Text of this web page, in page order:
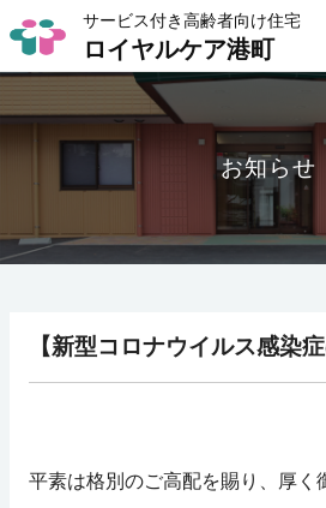
サービス付き高齢者向け住宅
ロイヤルケア港町
お知らせ
【新型コロナウイルス感染
平素は格別のご高配を賜り、厚く